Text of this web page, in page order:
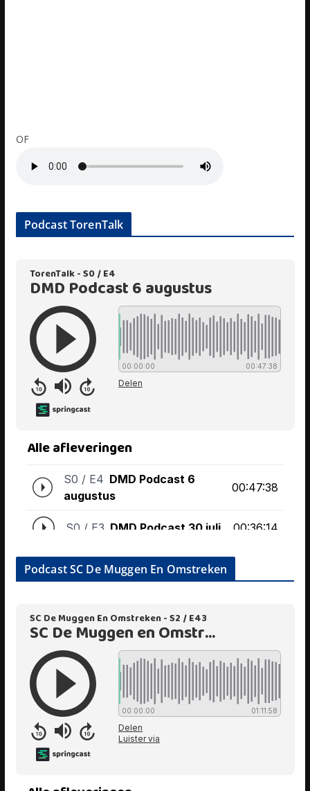
OF
Podcast TorenTalk
Podcast SC De Muggen En Omstreken